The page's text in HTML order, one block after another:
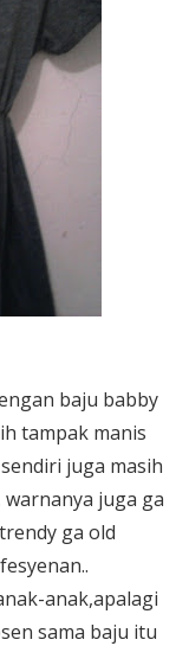
baju babby
tampak manis
juga masih
juga ga
ga old
anak,apalagi
sama baju itu